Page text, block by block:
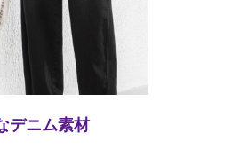
デニム素材